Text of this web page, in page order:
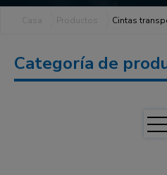
Casa Productos Cintas
Categoría de